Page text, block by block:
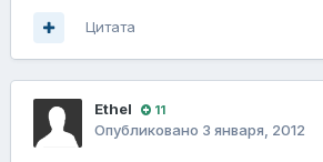
Цитата
Ethel 11
Опубликовано 3 января, 2012